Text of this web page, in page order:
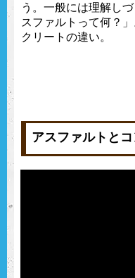
う。一般には理解し
スファルトって何？
クリートの違い。
アスファルトと